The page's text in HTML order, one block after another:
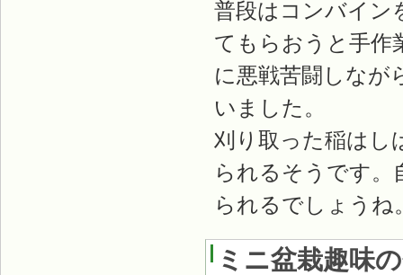
普段はコンバイン
てもらおうと手作
に悪戦苦闘しなが
いました。
刈り取った稲はし
られるそうです
られるでしょうね
ミニ盆栽趣味